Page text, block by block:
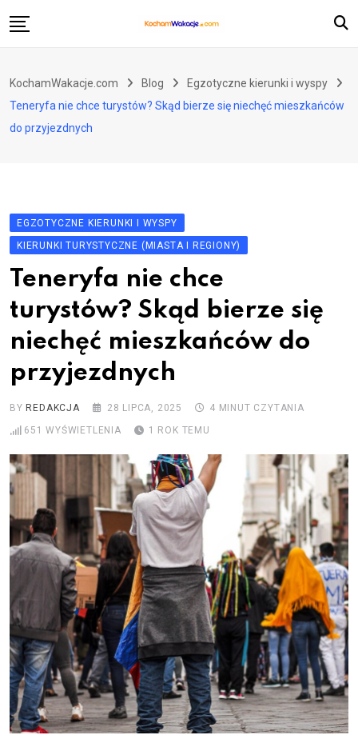
to
Historia i zabytki
Loty i przewoźnicy
KochamWakacje.com Blog
Egzotyczne kierunki i wyspy
Teneryfa nie chce turystów? Skąd bierze się niechęć mieszkańców
do przyjezdnych
EGZOTYCZNE KIERUNKI I WYSPY
KIERUNKI TURYSTYCZNE (MIASTA I REGIONY)
Teneryfa nie chce
turystów? Skąd bierze się
niechęć mieszkańców do
przyjezdnych
BY REDAKCJA 28 LIPCA, 2025
4 MINUT CZYTANIA
651 WYŚWIETLENIA 1 ROK TEMU